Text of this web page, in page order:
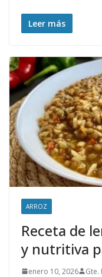
Leer más
ARROZ
Receta de
y nutritiva
enero 10, 2026 Gte.